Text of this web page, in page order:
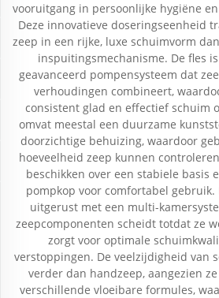
vooruitgang in persoonlijke hygiëne
Deze innovatieve doseringseenheid
zeep in een rijke, luxe schuimvorm
inspuitingsmechanisme. De fles
geavanceerd pompensysteem dat
verhoudingen combineert,
consistent glad en effectief schuim
omvat meestal een duurzame
doorzichtige behuizing, waardoor
hoeveelheid zeep kunnen
beschikken over een stabiele basis
pompkop voor comfortabel gebruik.
uitgerust met een multi-
zeepcomponenten scheidt totdat ze
zorgt voor optimale
verstoppingen. De veelzijdigheid van
verder dan handzeep, aangezien
verschillende vloeibare formules,